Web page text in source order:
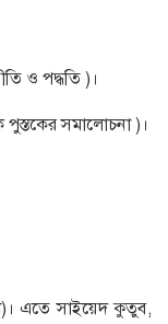
ও পদ্ধতি )।
সমালোচনা )।
এতে সাইয়েদ কুতুব,